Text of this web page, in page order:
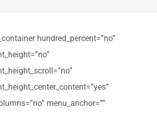
hundred_percent=”no”
menu_anchor=””